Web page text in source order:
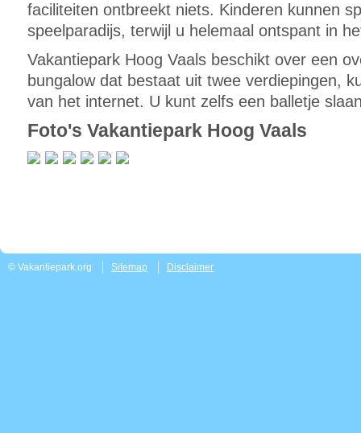
faciliteiten ontbreekt niets. Kinderen kunnen
speelparadijs, terwijl u helemaal ontspant in
Vakantiepark Hoog Vaals beschikt over een
bungalow dat bestaat uit twee verdiepingen,
van het internet. U kunt zelfs een balletje
Foto's Vakantiepark Hoog Vaals
© Vakantiepark.org Sitemap Disclaimer